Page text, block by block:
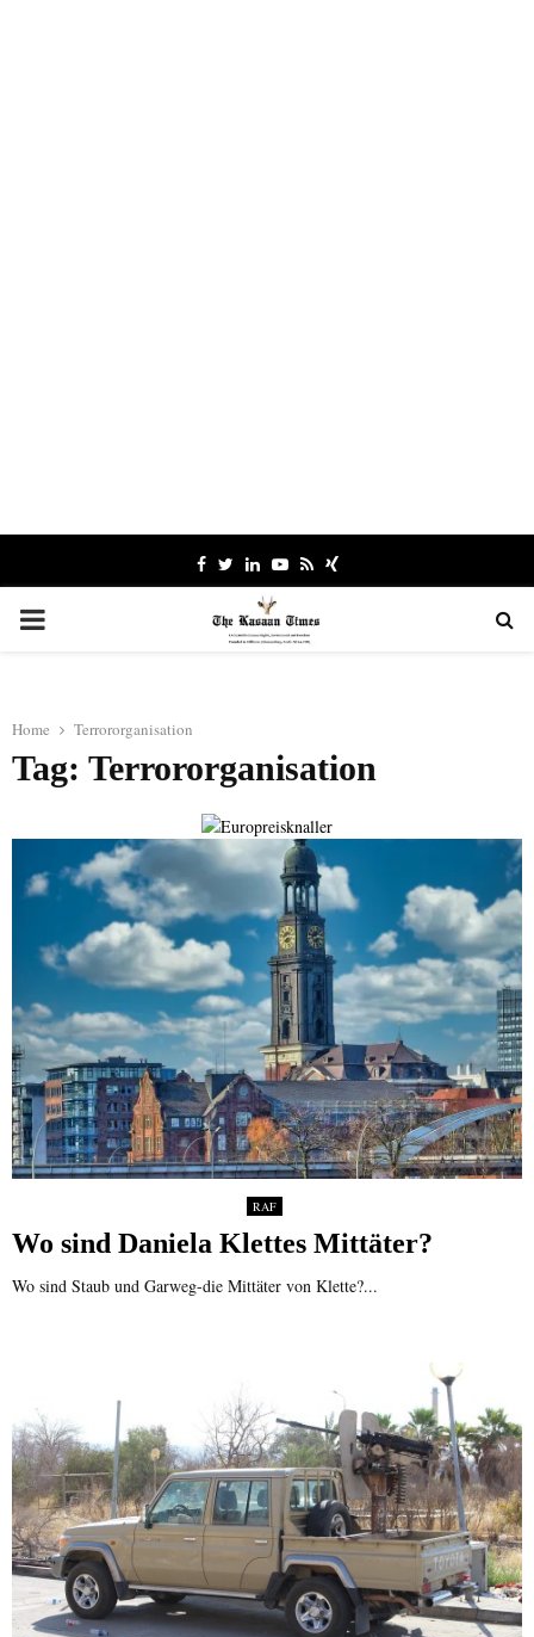
Facebook
TwitterLinkedinYoutube
RssXing
PRIMARY
Home Terrororganisation
Tag: Terrororganisation
RAF
Wo sind Daniela Klettes Mittäter?
Wo sind Staub und Garweg-die Mittäter von Klette?...